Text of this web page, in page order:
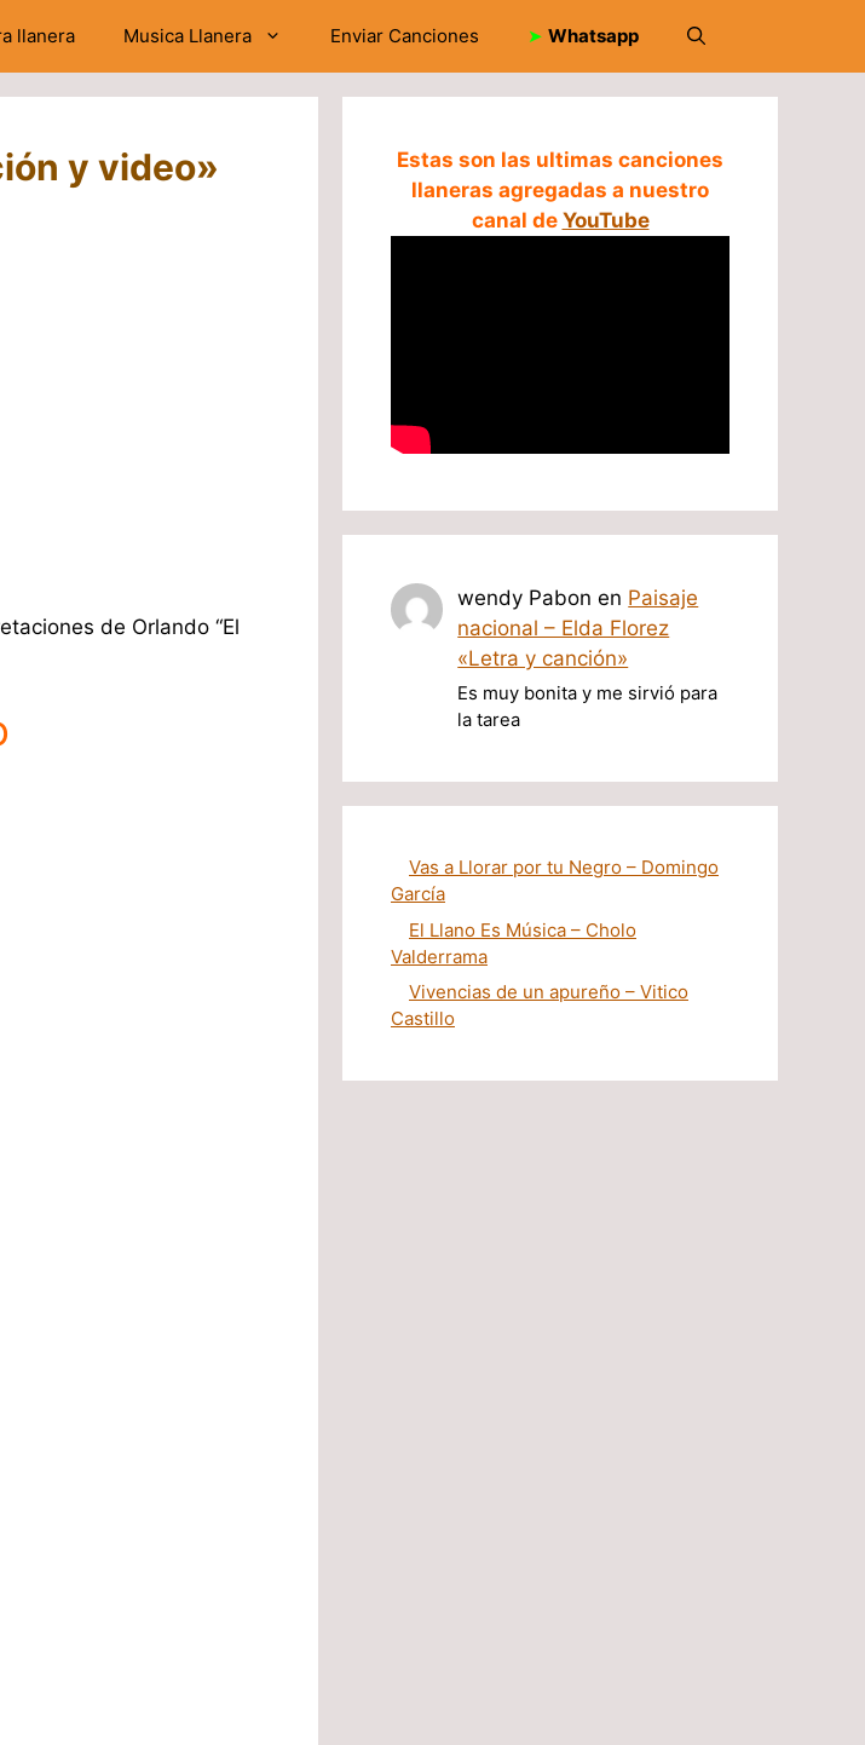
llanera Musica Llanera Enviar Canciones ➤ Whatsapp
y video»
de Orlando “El
Estas son las ultimas canciones
llaneras agregadas a nuestro
canal de YouTube
wendy Pabon en Paisaje
nacional – Elda Florez
«Letra y canción»
Es muy bonita y me sirvió para
la tarea
Vas a Llorar por tu Negro – Domingo
García
El Llano Es Música – Cholo
Valderrama
Vivencias de un apureño – Vitico
Castillo